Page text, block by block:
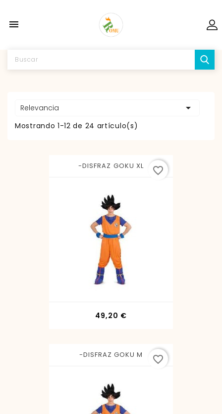

Relevancia 
Mostrando 1-12 de 24 artículo(s)
-DISFRAZ GOKU XL
49,20 €Precio
favorite_border
-DISFRAZ GOKU M favorite_border